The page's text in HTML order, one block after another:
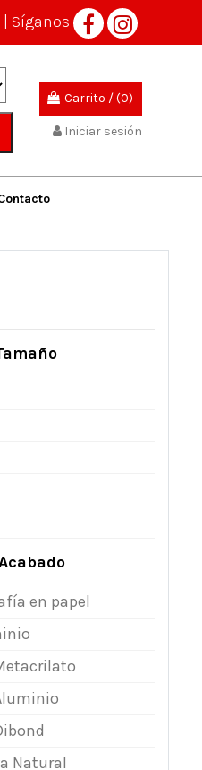
| Síganos
Carrito /(0)
Iniciar sesión
en papel
Natural